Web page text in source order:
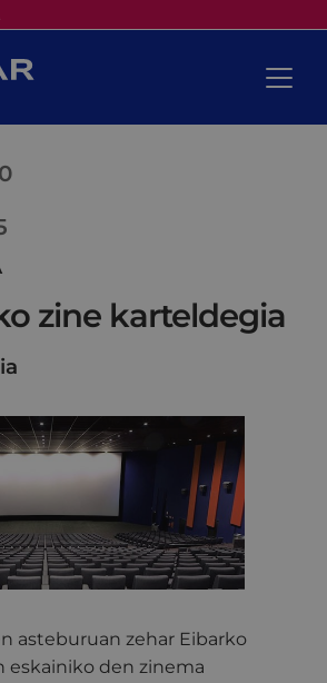
zine karteldegia
asteburuan zehar Eibarko
eskainiko den zinema